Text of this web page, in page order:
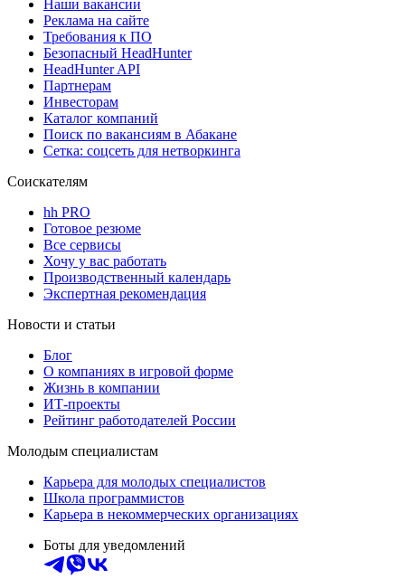
Наши вакансии
Реклама на сайте
Требования к ПО
Безопасный HeadHunter
HeadHunter API
Партнерам
Инвесторам
Каталог компаний
Поиск по вакансиям в Абакане
Сетка: соцсеть для нетворкинга
Соискателям
hh PRO
Готовое резюме
Все сервисы
Хочу у вас работать
Производственный календарь
Экспертная рекомендация
Новости и статьи
Блог
О компаниях в игровой форме
Жизнь в компании
ИТ-проекты
Рейтинг работодателей России
Молодым специалистам
Карьера для молодых специалистов
Школа программистов
Карьера в некоммерческих организациях
Боты для уведомлений